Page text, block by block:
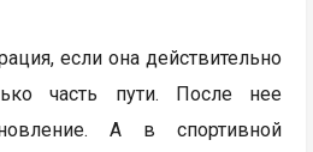
если она действительно
часть пути. После нее
А в спортивной